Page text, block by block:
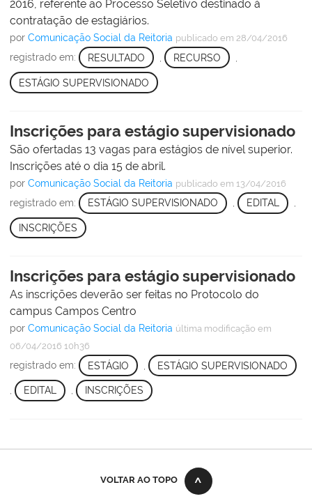
2016, referente ao Processo Seletivo destinado à
contratação de estagiários.
por Comunicação Social da Reitoria publicado em 28/04/2016
registrado em: RESULTADO RECURSO
ESTÁGIO SUPERVISIONADO
Inscrições para estágio supervisionado
São ofertadas 13 vagas para estágios de nível superior.
Inscrições até o dia 15 de abril.
por Comunicação Social da Reitoria publicado em 13/04/2016
registrado em: ESTÁGIO SUPERVISIONADO , EDITAL ,
INSCRIÇÕES
Inscrições para estágio supervisionado
As inscrições deverão ser feitas no Protocolo do
campus Campos Centro
por Comunicação Social da Reitoria última modificação em
06/04/2016 10h36
registrado em: ESTÁGIO ESTÁGIO SUPERVISIONADO
, EDITAL , INSCRIÇÕES
VOLTAR AO TOPO